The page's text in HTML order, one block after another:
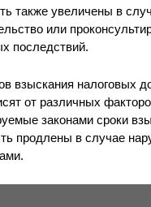
также увеличены в
или
последствий.
взыскания налоговых
от различных
законами сроки
продлены в случае